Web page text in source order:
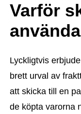
Varför
Lyckligtvis
brett urval av
att skicka till en
de köpta varorna